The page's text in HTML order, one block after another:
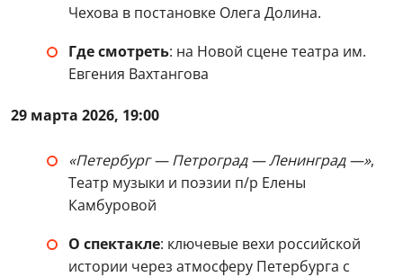
Чехова в постановке Олега Долина.
Где смотреть: на Новой сцене театра им.
Евгения Вахтангова
29 марта 2026, 19:00
«Петербург — Петроград — Ленинград —»,
Театр музыки и поэзии п/р Елены
Камбуровой
О спектакле: ключевые вехи российской
истории через атмосферу Петербурга с